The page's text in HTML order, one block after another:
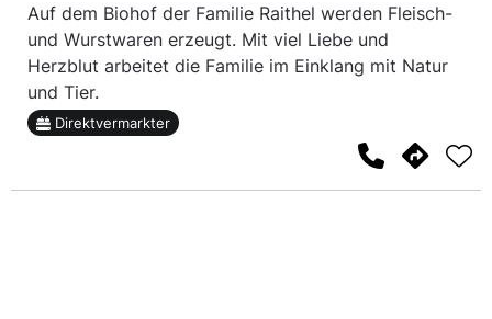
Auf dem Biohof der Familie Raithel werden Fleisch-
und Wurstwaren erzeugt. Mit viel Liebe und
Herzblut arbeitet die Familie im Einklang mit Natur
und Tier.
Direktvermarkter